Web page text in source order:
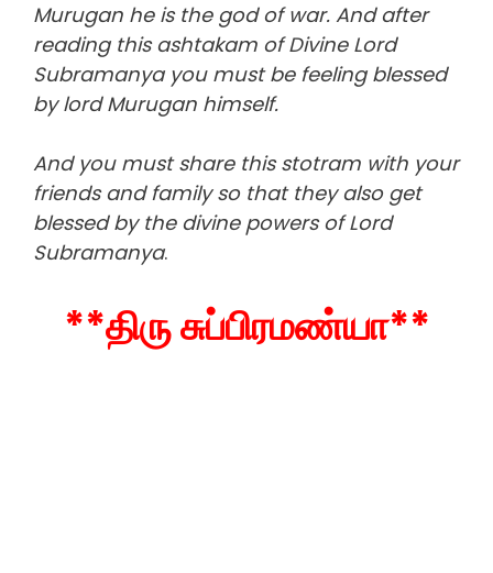
Murugan he is the god of war. And after
reading this ashtakam of Divine Lord
Subramanya you must be feeling blessed
by lord Murugan himself.
And you must share this stotram with your
friends and family so that they also get
blessed by the divine powers of Lord
Subramanya.
**திரு சுப்பிரமண்யா**